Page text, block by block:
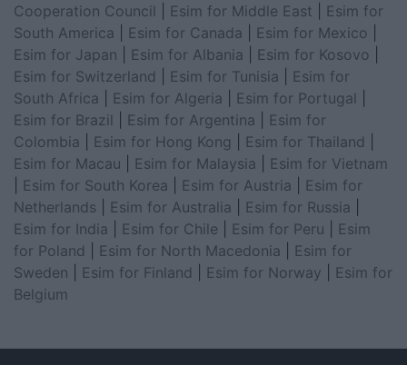
Cooperation Council
Esim for Middle East
Esim for
South America
Esim for Canada Esim for Mexico
Esim for Japan
Esim for Albania Esim for Kosovo
Esim for Switzerland
Esim for Tunisia
Esim for
South Africa
Esim for Algeria Esim for Portugal
Esim for Brazil
Esim for Argentina
Esim for
Colombia
Esim for Hong Kong Esim for Thailand
Esim for Macau
Esim for Malaysia
Esim for Vietnam
Esim for South Korea Esim for Austria
Esim for
Netherlands
Esim for Australia Esim for Russia
Esim for India
Esim for Chile Esim for Peru
Esim
for Poland
Esim for North Macedonia
Esim for
Sweden
Esim for Finland Esim for Norway
Esim for
Belgium